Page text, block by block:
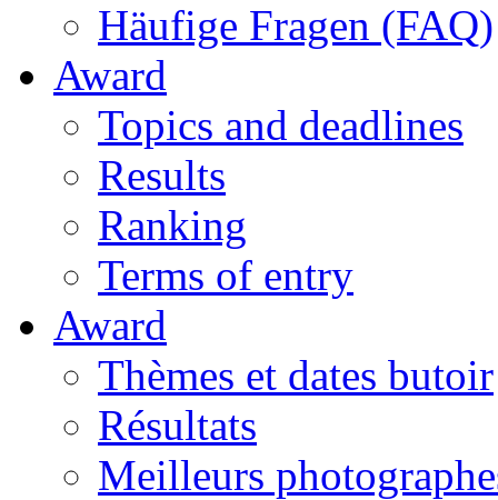
Häufige Fragen (FAQ)
Award
Topics and deadlines
Results
Ranking
Terms of entry
Award
Thèmes et dates butoir
Résultats
Meilleurs